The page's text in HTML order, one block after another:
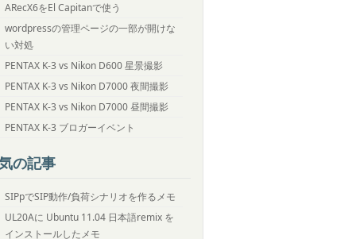
ARecX6をEl Capitanで使う
wordpressの管理ページの一部が開けな
い対処
PENTAX K-3 vs Nikon D600 星景撮影
PENTAX K-3 vs Nikon D7000 夜間撮影
PENTAX K-3 vs Nikon D7000 昼間撮影
PENTAX K-3 ブロガーイベント
の記事
SIPpでSIP動作/負荷シナリオを作るメモ
UL20Aに Ubuntu 11.04 日本語remix を
インストールしたメモ